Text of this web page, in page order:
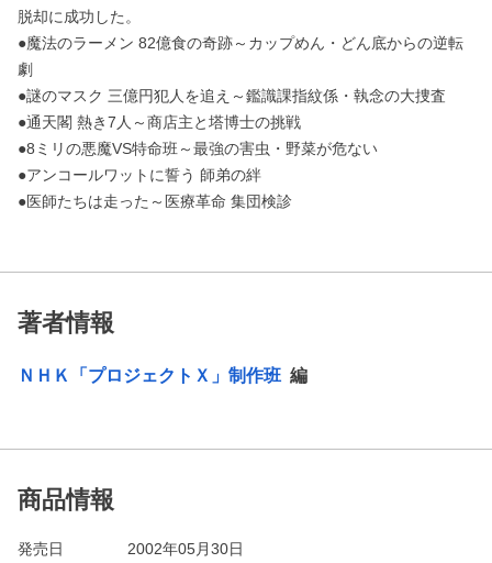
脱却に成功した。
●魔法のラーメン 82億食の奇跡～カップめん・どん底からの逆転
劇
●謎のマスク 三億円犯人を追え～鑑識課指紋係・執念の大捜査
●通天閣 熱き7人～商店主と塔博士の挑戦
●8ミリの悪魔VS特命班～最強の害虫・野菜が危ない
●アンコールワットに誓う 師弟の絆
●医師たちは走った～医療革命 集団検診
著者情報
ＮＨＫ「プロジェクトＸ」制作班 編
商品情報
発売日
2002年05月30日